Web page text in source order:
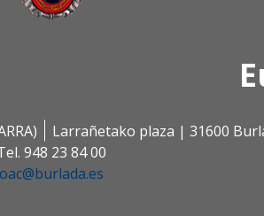
Larrañetako plaza | 31600
948 23 84 00
oac@burlada.es